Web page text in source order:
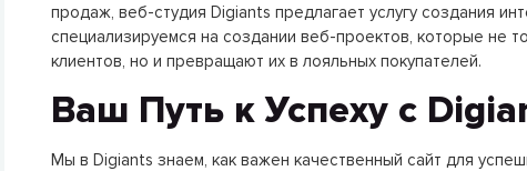
продаж, веб-студия Digiants предлагает услугу создания
специализируемся на создании веб-проектов, которые не
клиентов, но и превращают их в лояльных покупателей.
Ваш Путь к Успеху с
Мы в Digiants знаем, как важен качественный сайт для